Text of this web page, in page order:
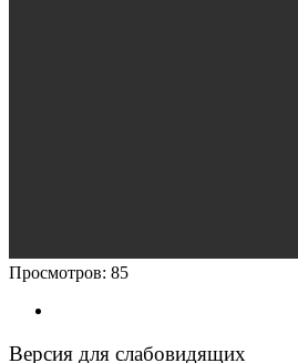
Просмотров: 85
Версия для слабовидящих